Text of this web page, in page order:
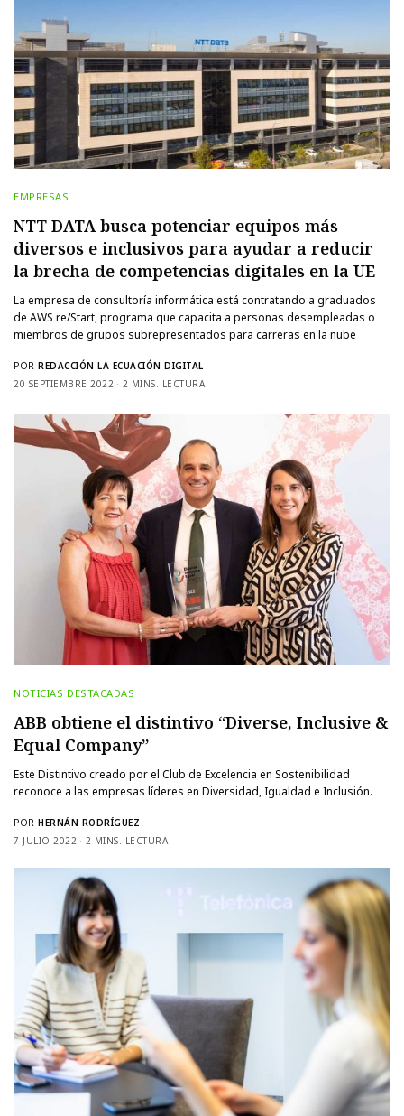
EMPRESAS
NTT DATA busca potenciar equipos más
diversos e inclusivos para ayudar a reducir
la brecha de competencias digitales en la UE
La empresa de consultoría informática está contratando a graduados
de AWS re/Start, programa que capacita a personas desempleadas o
miembros de grupos subrepresentados para carreras en la nube
POR REDACCIÓN LA ECUACIÓN DIGITAL
20 SEPTIEMBRE 2022
2 MINS. LECTURA
NOTICIAS DESTACADAS
ABB obtiene el distintivo “Diverse, Inclusive &
Equal Company”
Este Distintivo creado por el Club de Excelencia en Sostenibilidad
reconoce a las empresas líderes en Diversidad, Igualdad e Inclusión.
POR HERNÁN RODRÍGUEZ
7 JULIO 2022
2 MINS. LECTURA